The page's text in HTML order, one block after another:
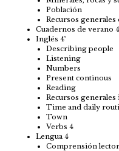
Población
Recursos
Cuadernos de verano
Inglés 4º
Describing people
Listening
Numbers
Present continous
Reading
Recursos generales
Time and daily
Town
Verbs 4
Lengua 4
Comprensión